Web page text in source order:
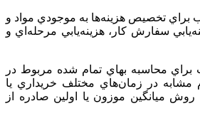
براي‌ تخصيص‌ هزينه‌ها به‌ موجودي‌ مواد و
سفارش‌ كار، هزينه‌يابي‌ مرحله‌اي‌ و
محاسبه‌ بهاي‌ تمام‌ شده‌ مربوط‌ در
مشابه‌ در زمان‌هاي‌ مختلف‌ خريداري‌ يا
ميانگين‌ موزون‌ يا اولين‌ صادره‌ از